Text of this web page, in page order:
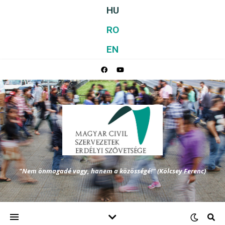
HU
RO
EN
"Nem önmagadé vagy, hanem a közösségé!" (Kölcsey Ferenc)